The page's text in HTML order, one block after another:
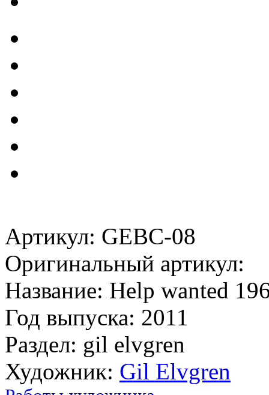
Артикул: GEBC-08
Оригинальный артикул:
Название: Help wanted
Год выпуска: 2011
Раздел: gil elvgren
Художник: Gil Elvgren